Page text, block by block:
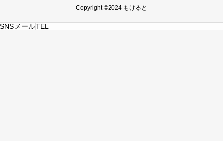
Copyright ©2024 もけると
SNS メールTEL